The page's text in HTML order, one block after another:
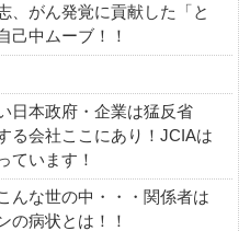
、がん発覚に貢献した「と
己中ムーブ！！
日本政府・企業は猛反省
る会社ここにあり！JCIAは
ています！
んな世の中・・・関係者は
の病状とは！！